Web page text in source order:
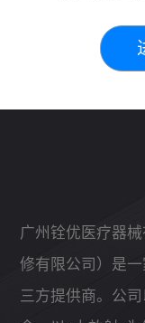
广州铨优医疗器
修有限公司）是
三方提供商。公